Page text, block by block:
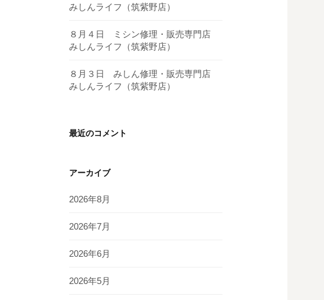
みしんライフ（筑紫野店）
８月４日 ミシン修理・販売専門店
みしんライフ（筑紫野店）
８月３日 みしん修理・販売専門店
みしんライフ（筑紫野店）
最近のコメント
アーカイブ
2026年8月
2026年7月
2026年6月
2026年5月